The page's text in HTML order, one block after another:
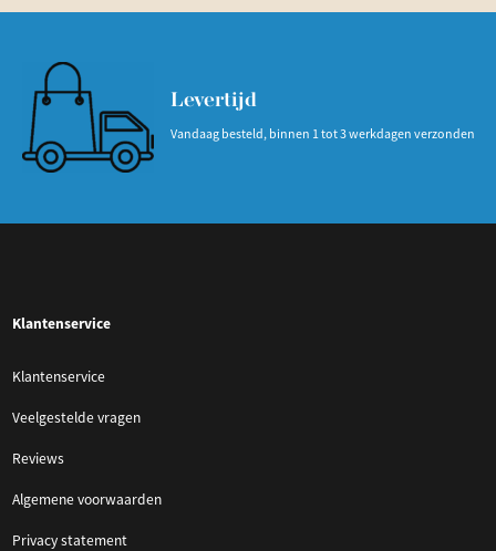
Levertijd
Vandaag besteld, binnen 1 tot 3 werkdagen verzonden
Klantenservice
Klantenservice
Veelgestelde vragen
Reviews
Algemene voorwaarden
Privacy statement